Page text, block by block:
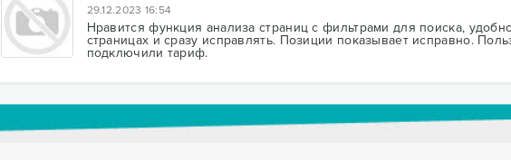
29.12.2023 16:54
Нравится функция анализа страниц с фильтрами для поиска,
страницах и сразу исправлять. Позиции показывает исправно.
подключили тариф.